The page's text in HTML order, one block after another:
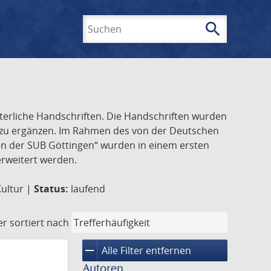
search
Handschriften. Die Handschriften wurden
ergänzen. Im Rahmen des von der Deutschen
SUB Göttingen“ wurden in einem ersten
werden.
| Status: laufend
sortiert nach
remove Alle Filter entfernen